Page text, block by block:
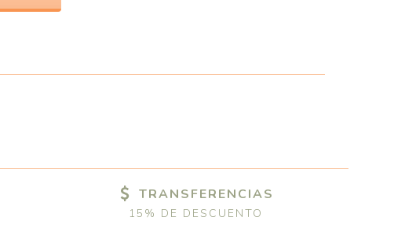
TRANSFERENCIAS
15% DE DESCUENTO